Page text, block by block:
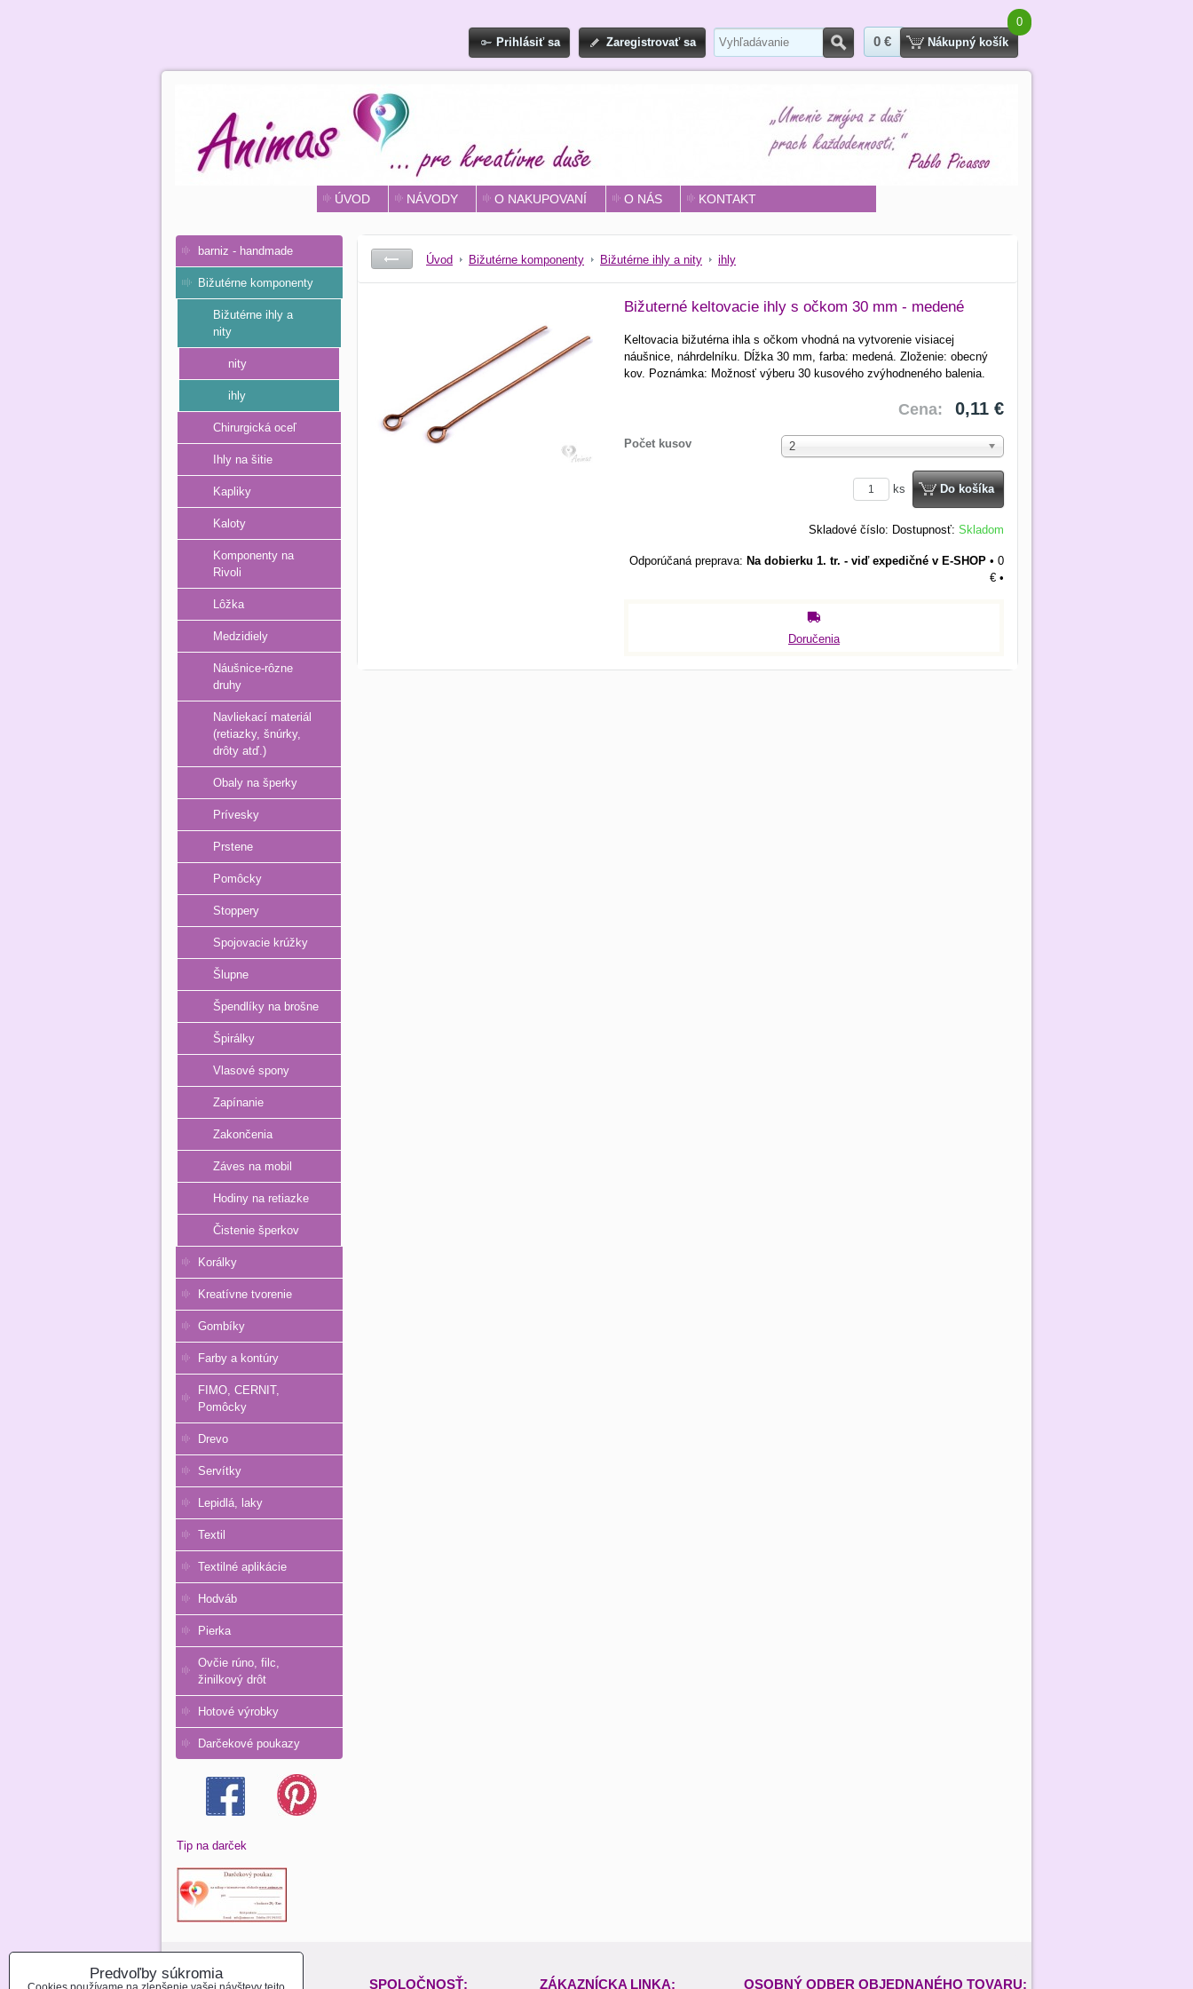
Prihlásiť sa Zaregistrovať sa Hľadať
0 €
0
Nákupný košík
ÚVOD NÁVODY O NAKUPOVANÍ O NÁS KONTAKT
Úvod Bižutérne komponenty Bižutérne ihly a nity ihly
Bižuterné keltovacie ihly s očkom 30 mm - medené
Keltovacia bižutérna ihla s očkom vhodná na vytvorenie visiacej
náušnice, náhrdelníku. Dĺžka 30 mm, farba: medená. Zloženie: obecný
kov. Poznámka: Možnosť výberu 30 kusového zvýhodneného balenia.
Cena: 0,11 €
Počet kusov 2
ks Do košíka
Skladové číslo: Dostupnosť: Skladom
Na dobierku 1. tr. - viď expedičné v E-SHOP • 0
€ •
Doručenia
barniz - handmade
Bižutérne komponenty
Bižutérne ihly a
nity
nity
ihly
Chirurgická oceľ
Ihly na šitie
Kapliky
Kaloty
Komponenty na
Rivoli
Lôžka
Medzidiely
Náušnice-rôzne
druhy
Navliekací materiál
(retiazky, šnúrky,
drôty atď.)
Obaly na šperky
Prívesky
Prstene
Pomôcky
Stoppery
Spojovacie krúžky
Šlupne
Špendlíky na brošne
Špirálky
Vlasové spony
Zapínanie
Zakončenia
Záves na mobil
Hodiny na retiazke
Čistenie šperkov
Korálky
Kreatívne tvorenie
Gombíky
Farby a kontúry
FIMO, CERNIT,
Pomôcky
Drevo
Servítky
Lepidlá, laky
Textil
Textilné aplikácie
Hodváb
Pierka
Ovčie rúno, filc,
žinilkový drôt
Hotové výrobky
Darčekové poukazy
Tip na darček
O NAKUPOVANÍ: SPOLOČNOSŤ: ZÁKAZNÍCKA LINKA: OSOBNÝ ODBER OBJEDNANÉHO TOVARU:
Predvoľby súkromia